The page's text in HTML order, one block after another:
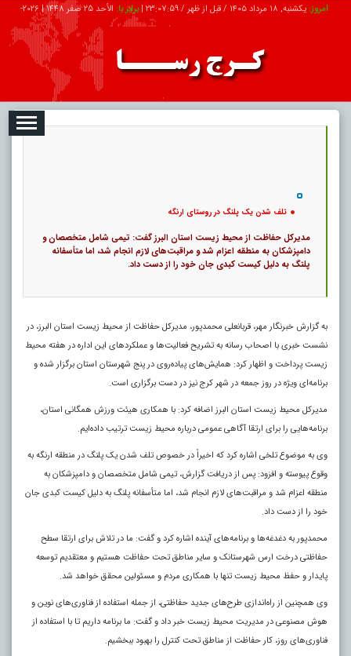
امروز: یکشنبه, ۱۸ مرداد ۱۴۰۵ / قبل از ظهر / 23:08:01
|برابر با: الأحد 25 صفر 1448 |
2026-
تبلیغات درباره ما ارتباط با ما
تلف شدن یک پلنگ در روستای ارنگه
مدیرکل حفاظت از محیط زیست استان البرز گفت: تیمی شامل متخصصان و
دامپزشکان به منطقه اعزام شد و مراقبت‌های لازم انجام شد، اما متأسفانه
پلنگ به دلیل کیست کبدی جان خود را از دست داد.
به گزارش خبرنگار مهر، قربانعلی محمدپور، مدیرکل حفاظت از محیط زیست استان البرز، در
نشست خبری با اصحاب رسانه به تشریح فعالیت‌ها و عملکردهای این اداره در هفته محیط
زیست پرداخت و اظهار کرد: همایش‌های پیاده‌روی در پنج شهرستان استان برگزار شده و
برنامه‌ای ویژه در روز جمعه در شهر کرج نیز در دست برگزاری است.
مدیرکل محیط زیست استان البرز اضافه کرد: با همکاری هیئت ورزش همگانی استان،
برنامه‌هایی را برای ارتقا آگاهی عمومی درباره محیط زیست ترتیب داده‌ایم.
وی به موضوع تلخی اشاره کرد که اخیراً در خصوص تلف شدن یک پلنگ در منطقه ارنگه به
وقوع پیوسته و افزود: پس از دریافت گزارش، تیمی شامل متخصصان و دامپزشکان به
منطقه اعزام شد و مراقبت‌های لازم انجام شد، اما متأسفانه پلنگ به دلیل کیست کبدی جان
خود را از دست داد.
محمدپور به دغدغه‌ها و برنامه‌های آینده اشاره کرد و گفت: ما در تلاش برای ارتقا سطح
حفاظتی درخت ارس شهرستانک و سایر مناطق تحت حفاظت هستیم و معتقدیم توسعه
پایدار و حفظ محیط زیست تنها با همکاری مردم و مسئولین محقق خواهد شد.
وی همچنین از راه‌اندازی طرح‌های جدید حفاظتی، از جمله استفاده از فناوری‌های نوین و
هوش مصنوعی در مدیریت محیط زیست خبر داد و گفت: ما برنامه داریم تا با استفاده از
فناوری‌های روز، کار حفاظت از مناطق تحت کنترل را بهبود ببخشیم.